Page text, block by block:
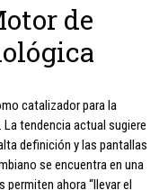
de
catalizador para la
tendencia actual sugiere
definición y las pantallas
se encuentra en una
ahora “llevar el